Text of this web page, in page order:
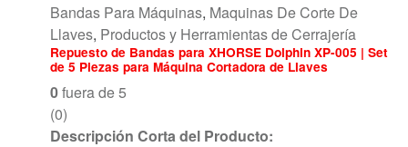
Bandas Para Máquinas, Maquinas De Corte De
Llaves, Productos y Herramientas de Cerrajería
Repuesto de Bandas para XHORSE Dolphin XP-005 | Set
de 5 Piezas para Máquina Cortadora de Llaves
0fuera de 5
(0)
Descripción Corta del Producto: